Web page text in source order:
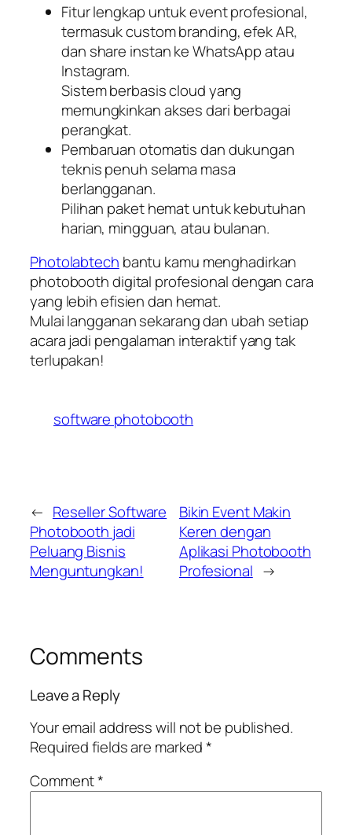
Fitur lengkap untuk event profesional,
termasuk custom branding, efek AR,
dan share instan ke WhatsApp atau
Instagram.
Sistem berbasis cloud yang
memungkinkan akses dari berbagai
perangkat.
Pembaruan otomatis dan dukungan
teknis penuh selama masa
berlangganan.
Pilihan paket hemat untuk kebutuhan
harian, mingguan, atau bulanan.
Photolabtech bantu kamu menghadirkan
photobooth digital profesional dengan cara
yang lebih efisien dan hemat.
Mulai langganan sekarang dan ubah setiap
acara jadi pengalaman interaktif yang tak
terlupakan!
software photobooth
← Reseller Software
Photobooth jadi
Peluang Bisnis
Menguntungkan!
Bikin Event Makin
Keren dengan
Aplikasi Photobooth
Profesional →
Comments
Leave a Reply
Your email address will not be published.
Required fields are marked*
Comment*